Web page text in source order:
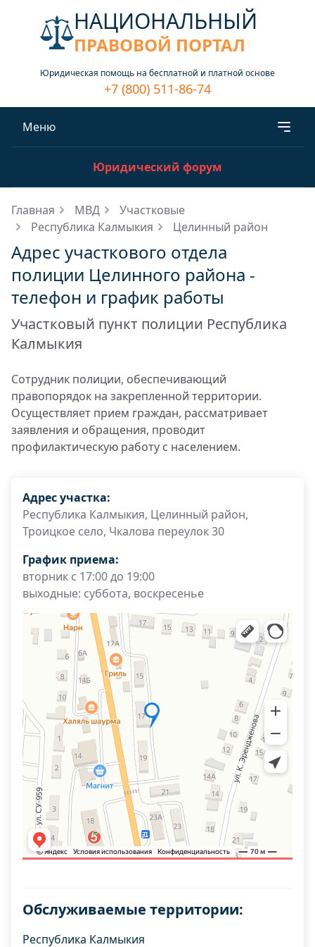
НАЦИОНАЛЬНЫЙ
ПРАВОВОЙ ПОРТАЛ
Юридическая помощь на бесплатной и платной основе
+7 (800) 511-86-74
Меню
Юридический форум
Главная МВД
Участковые
Республика Калмыкия
Целинный район
Адрес участкового отдела
полиции Целинного района -
телефон и график работы
Участковый пункт полиции Республика
Калмыкия
Сотрудник полиции, обеспечивающий
правопорядок на закрепленной территории.
Осуществляет прием граждан, рассматривает
заявления и обращения, проводит
профилактическую работу с населением.
Адрес участка:
Республика Калмыкия, Целинный район,
Троицкое село, Чкалова переулок 30
График приема:
вторник с 17:00 до 19:00
выходные: суббота, воскресенье
Обслуживаемые территории:
Республика Калмыкия